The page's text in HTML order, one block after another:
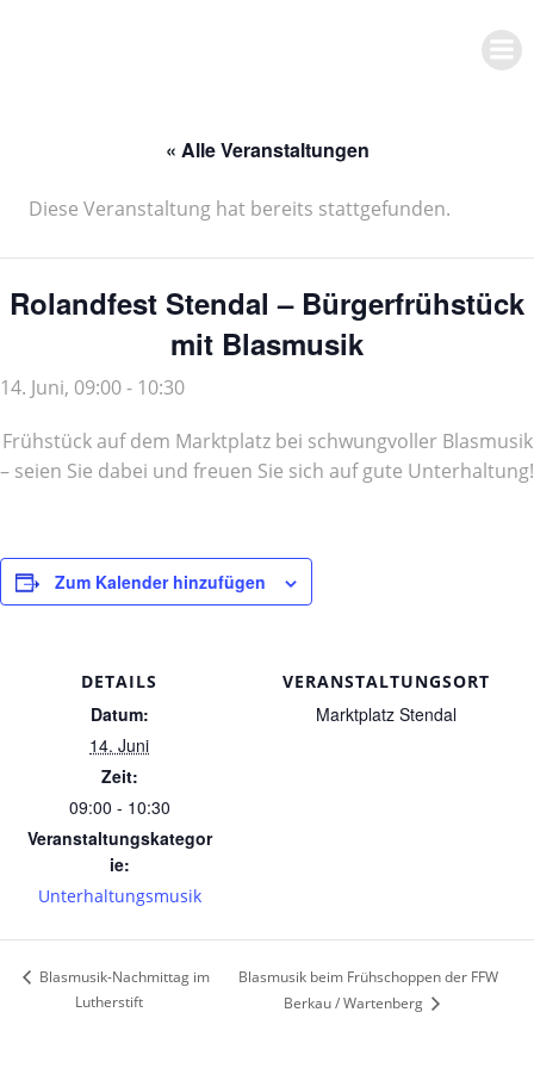
« Alle Veranstaltungen
Diese Veranstaltung hat bereits stattgefunden.
Rolandfest Stendal – Bürgerfrühstück
mit Blasmusik
14. Juni, 09:00- 10:30
Frühstück auf dem Marktplatz bei schwungvoller Blasmusik
– seien Sie dabei und freuen Sie sich auf gute Unterhaltung!
Zum Kalender hinzufügen
DETAILS
Datum:
14. Juni
Zeit:
09:00 - 10:30
Veranstaltungskategor
ie:
Unterhaltungsmusik
VERANSTALTUNGSORT
Marktplatz Stendal
Blasmusik-Nachmittag im
Lutherstift
Blasmusik beim Frühschoppen der FFW
Berkau / Wartenberg